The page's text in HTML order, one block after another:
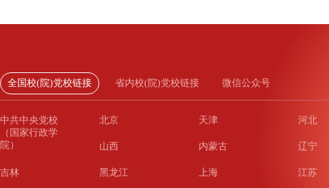
全国校(院)党校链接 省内校(院)党校链接 微信公众号
中共中央党校
（国家行政学
院）
北京 天津 河北
山西 内蒙古 辽宁
吉林 黑龙江 上海 江苏